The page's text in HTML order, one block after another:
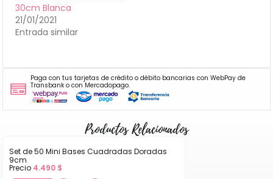
30cm Blanca
21/01/2021
Entrada similar
Paga con tus tarjetas de crédito o débito bancarias con WebPay de
Transbank o con Mercadopago.
Productos Relacionados
Set de 50 Mini Bases Cuadradas Doradas
9cm
Precio 4.490 $